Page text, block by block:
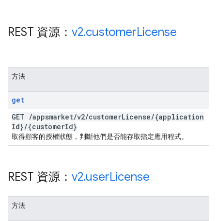
REST 資源： v2.customerLicense
方法
get
GET /appsmarket/v2/customerLicense/{application
Id}/{customerId}
取得顧客的授權狀態，判斷他們是否能存取指定應用程式。
REST 資源： v2.userLicense
方法